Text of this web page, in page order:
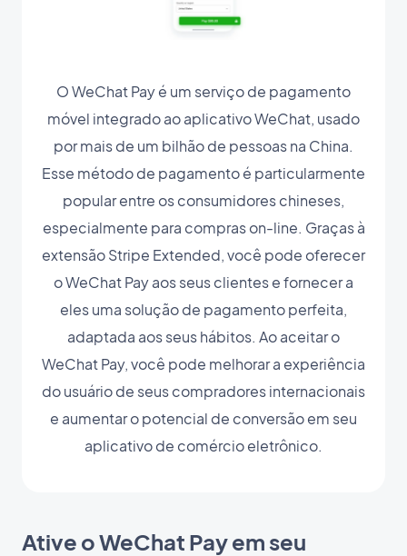
O WeChat Pay é um serviço de pagamento
móvel integrado ao aplicativo WeChat, usado
por mais de um bilhão de pessoas na China.
Esse método de pagamento é particularmente
popular entre os consumidores chineses,
especialmente para compras on-line. Graças à
extensão Stripe Extended, você pode oferecer
o WeChat Pay aos seus clientes e fornecer a
eles uma solução de pagamento perfeita,
adaptada aos seus hábitos. Ao aceitar o
WeChat Pay, você pode melhorar a experiência
do usuário de seus compradores internacionais
e aumentar o potencial de conversão em seu
aplicativo de comércio eletrônico.
Ative o WeChat Pay em seu